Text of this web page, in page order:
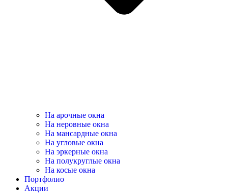
На арочные окна
На неровные окна
На мансардные окна
На угловые окна
На эркерные окна
На полукруглые окна
На косые окна
Портфолио
Акции